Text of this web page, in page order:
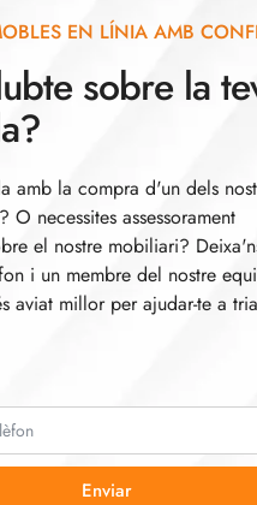
EN LÍNIA AMB
sobre la
amb la compra d'un dels
O necessites assessorament
el nostre mobiliari?
i un membre del nostre
aviat millor per ajudar-te a
Enviar